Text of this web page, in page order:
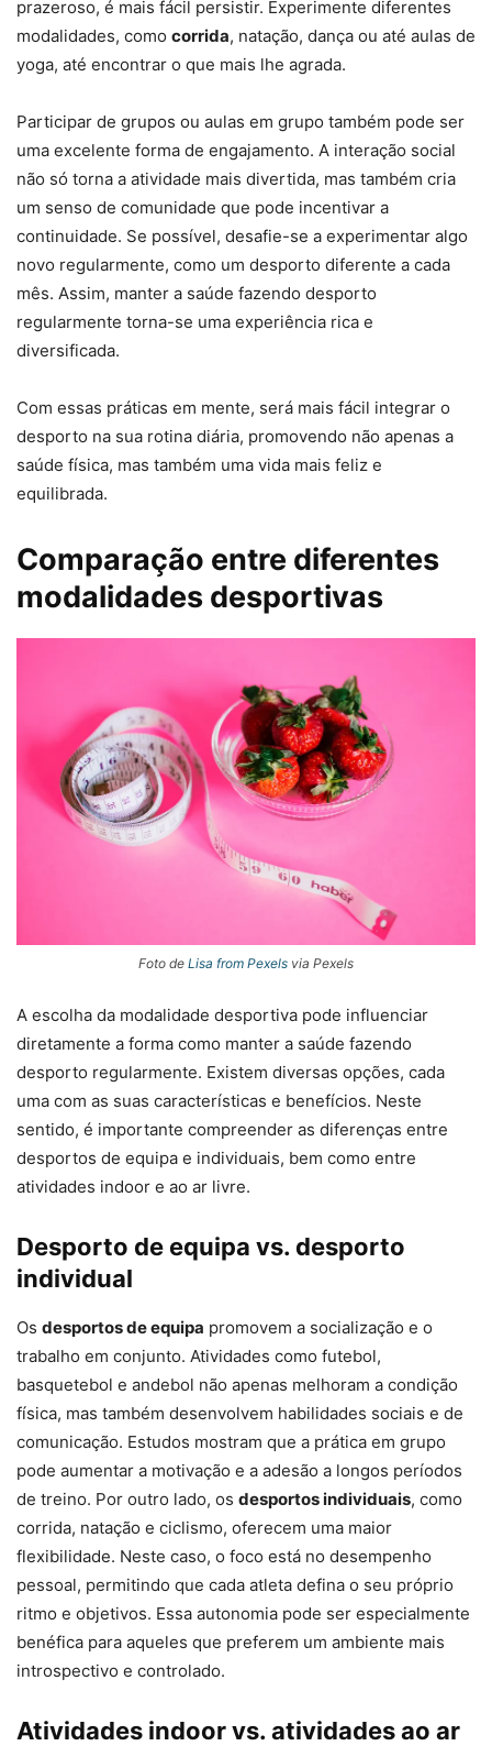
prazeroso, é mais fácil persistir. Experimente diferentes
modalidades, como corrida, natação, dança ou até aulas de
yoga, até encontrar o que mais lhe agrada.
Participar de grupos ou aulas em grupo também pode ser
uma excelente forma de engajamento. A interação social
não só torna a atividade mais divertida, mas também cria
um senso de comunidade que pode incentivar a
continuidade. Se possível, desafie-se a experimentar algo
novo regularmente, como um desporto diferente a cada
mês. Assim, manter a saúde fazendo desporto
regularmente torna-se uma experiência rica e
diversificada.
Com essas práticas em mente, será mais fácil integrar o
desporto na sua rotina diária, promovendo não apenas a
saúde física, mas também uma vida mais feliz e
equilibrada.
Comparação entre diferentes
modalidades desportivas
Foto de Lisa from Pexels via Pexels
A escolha da modalidade desportiva pode influenciar
diretamente a forma como manter a saúde fazendo
desporto regularmente. Existem diversas opções, cada
uma com as suas características e benefícios. Neste
sentido, é importante compreender as diferenças entre
desportos de equipa e individuais, bem como entre
atividades indoor e ao ar livre.
Desporto de equipa vs. desporto
individual
Os desportos de equipa promovem a socialização e o
trabalho em conjunto. Atividades como futebol,
basquetebol e andebol não apenas melhoram a condição
física, mas também desenvolvem habilidades sociais e de
comunicação. Estudos mostram que a prática em grupo
pode aumentar a motivação e a adesão a longos períodos
de treino. Por outro lado, os desportos individuais, como
corrida, natação e ciclismo, oferecem uma maior
flexibilidade. Neste caso, o foco está no desempenho
pessoal, permitindo que cada atleta defina o seu próprio
ritmo e objetivos. Essa autonomia pode ser especialmente
benéfica para aqueles que preferem um ambiente mais
introspectivo e controlado.
Atividades indoor vs. atividades ao ar